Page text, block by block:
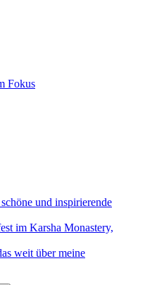
Fokus
und inspirierende
im Karsha Monastery,
weit über meine